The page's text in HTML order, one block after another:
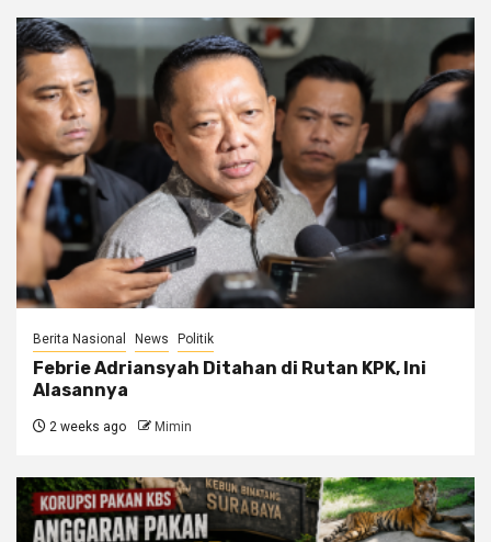
Berita Nasional News Politik
Febrie Adriansyah Ditahan di Rutan KPK, Ini
Alasannya
2 weeks ago Mimin